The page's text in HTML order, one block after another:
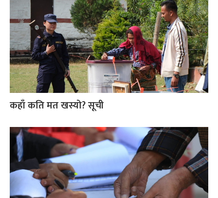
कहाँ कति मत खस्यो? सूची